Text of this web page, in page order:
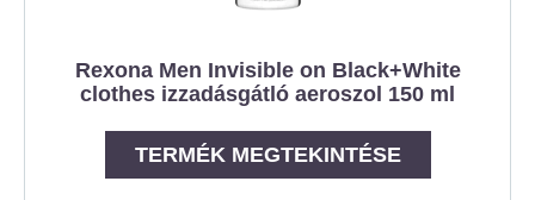
Rexona Men Invisible on Black+White
clothes izzadásgátló aeroszol 150 ml
TERMÉK MEGTEKINTÉSE